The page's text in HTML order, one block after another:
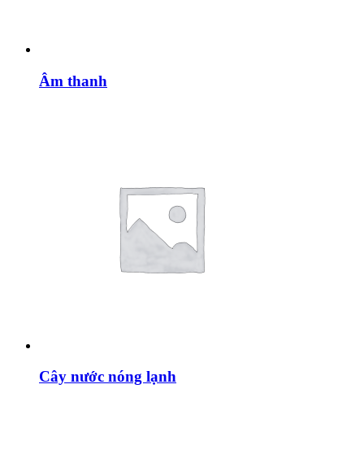
Âm thanh
Cây nước nóng lạnh